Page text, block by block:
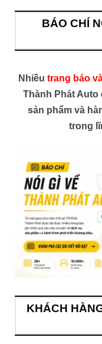
BÁO CHÍ
Nhiều trang báo
Thành Phát Auto
sản phẩm và
trong
KHÁCH